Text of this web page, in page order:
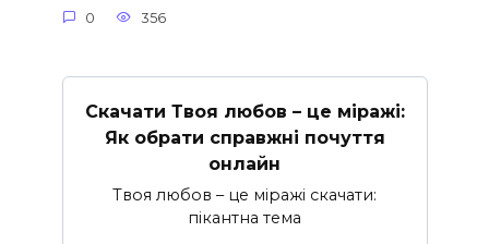
0 356
Скачати Твоя любов – це міражі:
Як обрати справжні почуття
онлайн
Твоя любов – це міражі скачати:
пікантна тема